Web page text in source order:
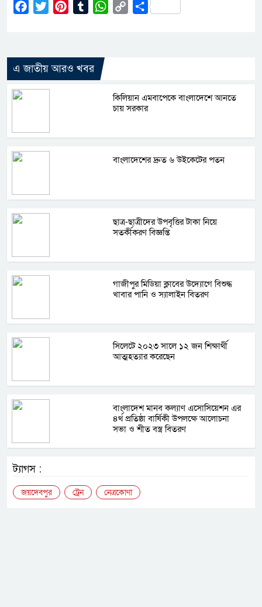
Facebook
Twitter PinterestTumblrWhatsApp
CopyShare
এ জাতীয় আরও খবর
কিলিয়ান এমবাপেকে বাংলাদেশে আনতে
চায় সরকার
বাংলাদেশের দ্রুত ৬ উইকেটের পতন
ছাত্র-ছাত্রীদের উপবৃত্তির টাকা নিয়ে
সতর্কীকরণ বিজ্ঞপ্তি
গাজীপুর মিডিয়া ক্লাবের উদ্যোগে বিশুদ্ধ
খাবার পানি ও স্যালাইন বিতরণ
সিলেটে ২০২৩ সালে ১২ জন শিক্ষার্থী
আত্মহত্যার করেছেন
বাংলাদেশ মানব কল্যাণ এসোসিয়েশন এর
৪র্থ প্রতিষ্ঠা বার্ষিকী উপলক্ষে আলোচনা
সভা ও শীত বস্ত্র বিতরণ
ট্যাগস :
জয়দেবপুর ট্রেন নেত্রকোণা